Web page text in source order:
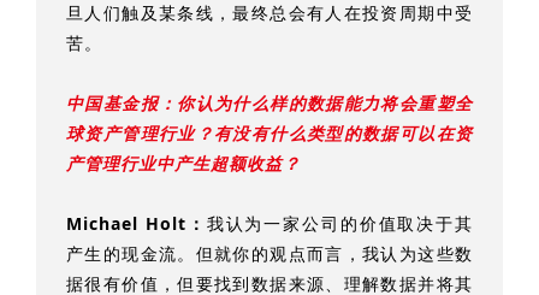
旦人们触及某条线，最终总会有人在投资周期中受
苦。
中国基金报： 你认为什么样的数据能力将会重塑全
球资产管理行业？有没有什么类型的数据可以在资
产管理行业中产生超额收益？
Michael Holt： 我认为一家公司的价值取决于其
产生的现金流。
但就你的观点而言，我认为这些数
据很有价值，但要找到数据来源、理解数据并将其